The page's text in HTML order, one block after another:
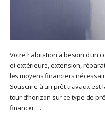
Votre habitation a besoin d’un
et extérieure, extension,
les moyens financiers
Souscrire à un prêt travaux est
tour d’horizon sur ce type de
financer….